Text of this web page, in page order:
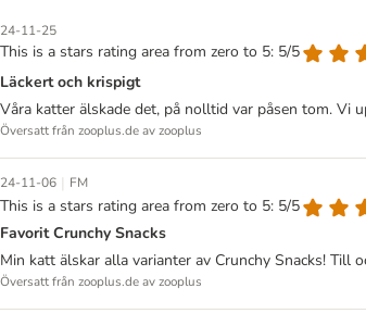
24-11-25
This is a stars rating area from zero to 5: 5/5
Läckert och krispigt
Våra katter älskade det, på nolltid var påsen tom. Vi
Översatt från zooplus.de av zooplus
24-11-06 | FM
This is a stars rating area from zero to 5: 5/5
Favorit Crunchy Snacks
Min katt älskar alla varianter av Crunchy Snacks! Till
Översatt från zooplus.de av zooplus